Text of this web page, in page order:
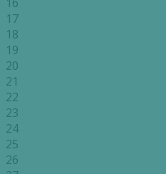
17
18
19
20
21
22
23
24
25
26